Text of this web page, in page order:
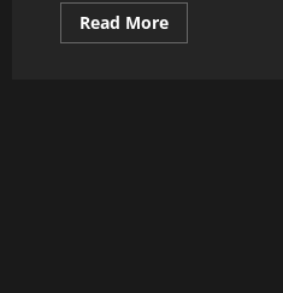
Read MoreRead
more